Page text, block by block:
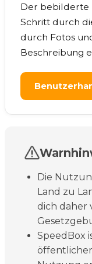
Der bebilderte
Schritt durch
durch Fotos
Beschreibung
Die
Land zu
dich daher
SpeedBox